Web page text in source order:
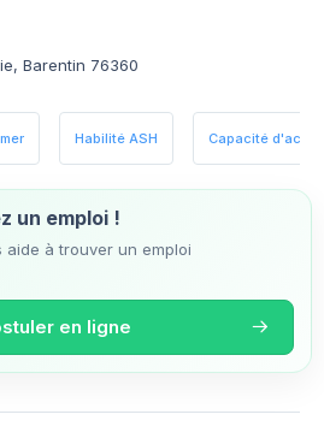
Barentin 76360
Habilité ASH Capacité
un emploi !
aide à trouver un emploi
en ligne